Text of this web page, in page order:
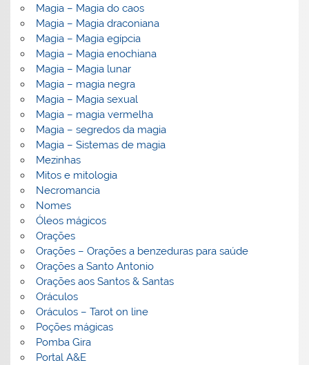
Magia – Magia do caos
Magia – Magia draconiana
Magia – Magia egípcia
Magia – Magia enochiana
Magia – Magia lunar
Magia – magia negra
Magia – Magia sexual
Magia – magia vermelha
Magia – segredos da magia
Magia – Sistemas de magia
Mezinhas
Mitos e mitologia
Necromancia
Nomes
Óleos mágicos
Orações
Orações – Orações a benzeduras para saúde
Orações a Santo Antonio
Orações aos Santos & Santas
Oráculos
Oráculos – Tarot on line
Poções mágicas
Pomba Gira
Portal A&E